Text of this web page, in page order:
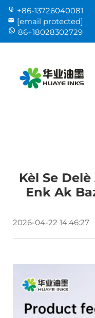
+86-13726040081
[email protected]
86+18028302729
Kèl Se
Enk Ak
2026-04-22 14:46:27